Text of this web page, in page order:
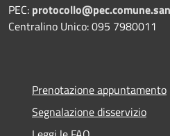
PEC:
Centralino Unico: 095 7980011
Prenotazione appuntamento
Segnalazione disservizio